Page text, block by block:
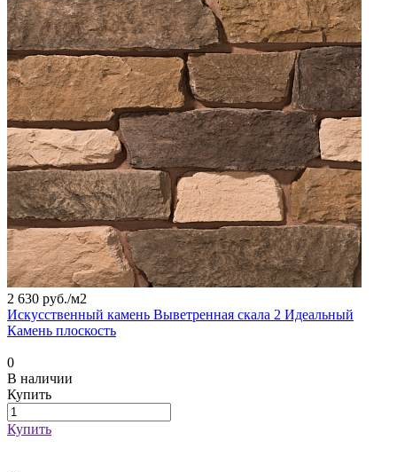
2 630 руб./м2
Искусственный камень Выветренная скала 2 Идеальный
Камень плоскость
0
В наличии
Купить
Купить